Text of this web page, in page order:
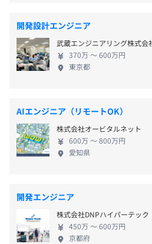
・出張手当
・職能手当
・住宅手当（月1万5000円 ※満30
賞与年1回（決算賞与）
社会保険完備（雇用/労災/厚生年
マネージャーなど、マネジメン
可能
開発設計エンジニア
武蔵エンジニアリング株式会
370万 〜 600万円
東京都
AIエンジニア（リモートOK）
株式会社オービタルネット
600万 〜 800万円
愛知県
開発エンジニア
株式会社DNPハイパーテック
450万 〜 600万円
京都府